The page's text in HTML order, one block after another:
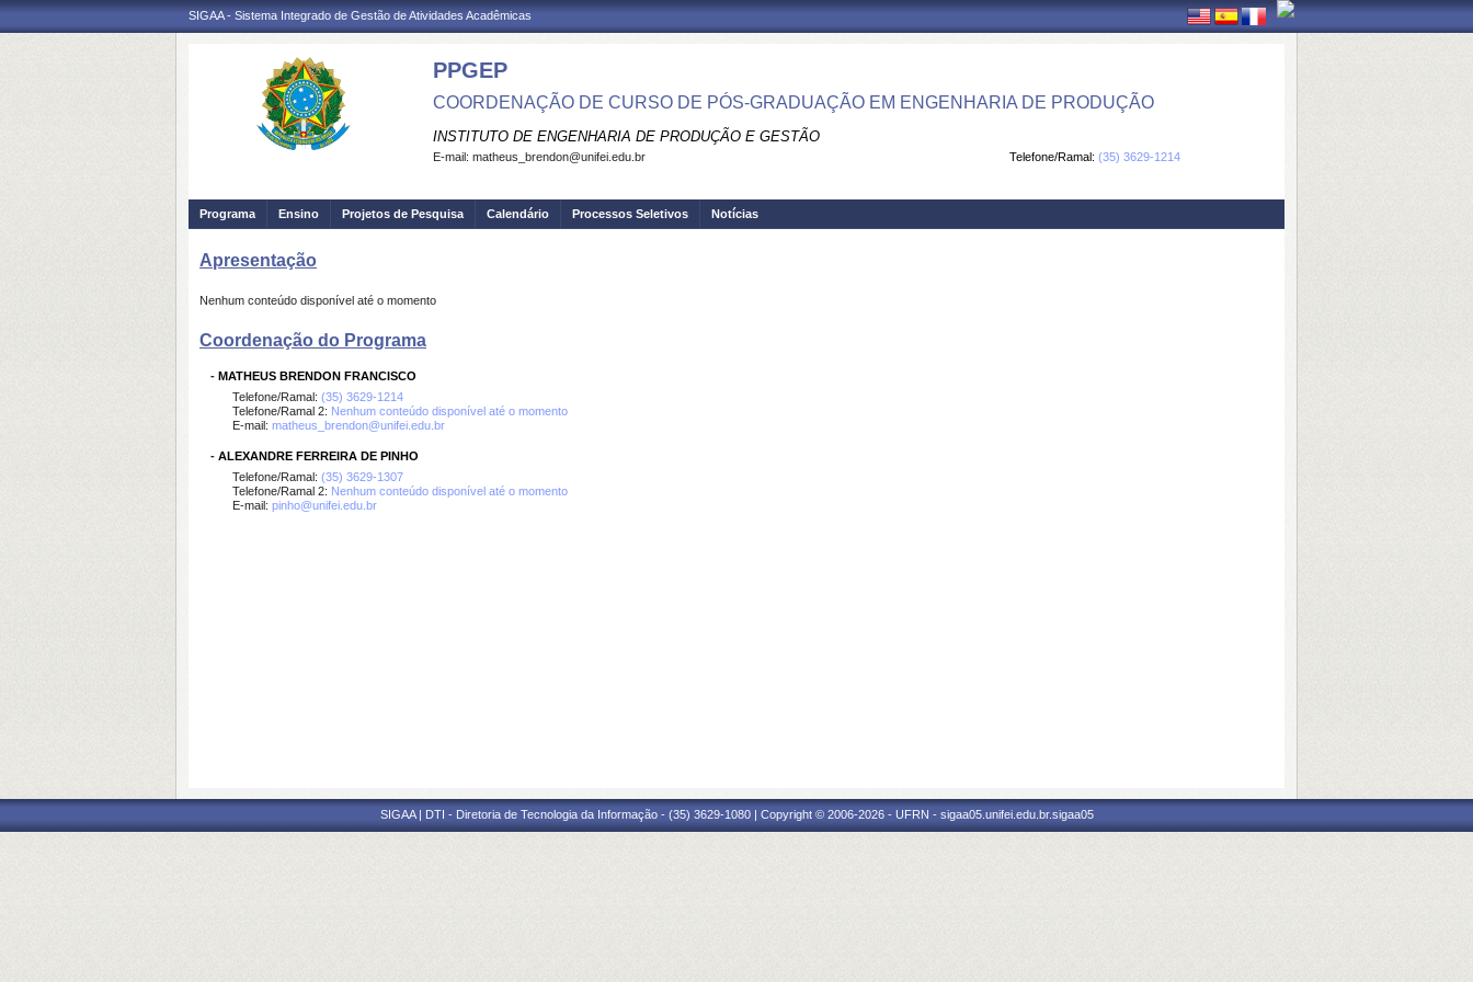
SIGAA - Sistema Integrado de Gestão de Atividades Acadêmicas
PPGEP
COORDENAÇÃO DE CURSO DE PÓS-GRADUAÇÃO EM ENGENHARIA DE PRODUÇÃO
INSTITUTO DE ENGENHARIA DE PRODUÇÃO E GESTÃO
Telefone/Ramal: (35) 3629-1214
E-mail: matheus_brendon@unifei.edu.br
Programa Ensino Projetos de Pesquisa Calendário Processos Seletivos Notícias
Apresentação
Nenhum conteúdo disponível até o momento
Coordenação do Programa
- MATHEUS BRENDON FRANCISCO
Telefone/Ramal: (35) 3629-1214
Telefone/Ramal 2: Nenhum conteúdo disponível até o momento
E-mail: matheus_brendon@unifei.edu.br
- ALEXANDRE FERREIRA DE PINHO
Telefone/Ramal: (35) 3629-1307
Telefone/Ramal 2: Nenhum conteúdo disponível até o momento
E-mail: pinho@unifei.edu.br
SIGAA | DTI - Diretoria de Tecnologia da Informação - (35) 3629-1080 | Copyright © 2006-2026 - UFRN - sigaa05.unifei.edu.br.sigaa05